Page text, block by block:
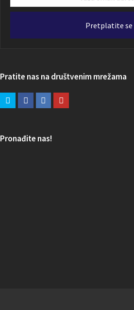
email
Pretplatite se
Pratite nas na društvenim mrežama
Pronađite nas!